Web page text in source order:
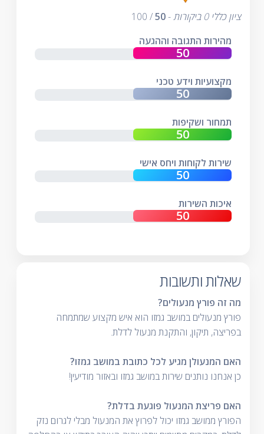
ציון כללי0 ביקורות-
50
/
100
מהירות התגובה וההגעה
מקצועיות וידע טכני
תמחור ושקיפות
שירות לקוחות ויחס אישי
איכות השירות
שאלות ותשובות
מה זה פורץ מנעולים?
פורץ מנעולים במושב גמזו הוא איש מקצוע שמתמחה
בפריצה, תיקון, והתקנת מנעול לדלת.
האם המנעולן מגיע לכל כתובת במושב גמזו?
כן אנחנו נותנים שירות במושב גמזו ובאזור מודיעין!
האם פריצת המנעול פוגעת בדלת?
הפורץ ממושב גמזו יכול לפרוץ את המנעול מבלי לגרום נזק